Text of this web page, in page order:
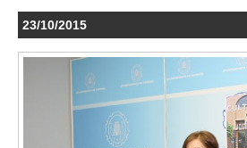
23/10/2015